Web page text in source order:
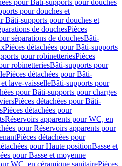
pour Bâti-supports pour douches
pour douches et
Bâti-supports pour douches et
de douchesPièces
séparations de douchesBâti-
Pièces détachées pour Bâti-supports
pour robinetteriesPièces
robinetteriesBâti-supports pour
Pièces détachées pour Bâti-
lave-vaisselleBâti-supports pour
pour Bâti-supports pour charges
Pièces détachées pour Bâti-
Pièces détachées pour
Réservoirs apparents pour WC, en
pour Réservoirs apparents pour
Pièces détachées pour
pour Haute positionBasse et
pour Basse et moyenne
WC, en céramique sanitairePièces